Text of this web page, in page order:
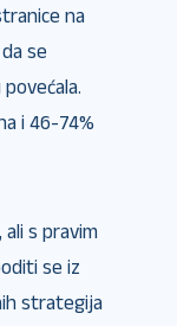
na
se
i 46-74%
s pravim
se iz
strategija